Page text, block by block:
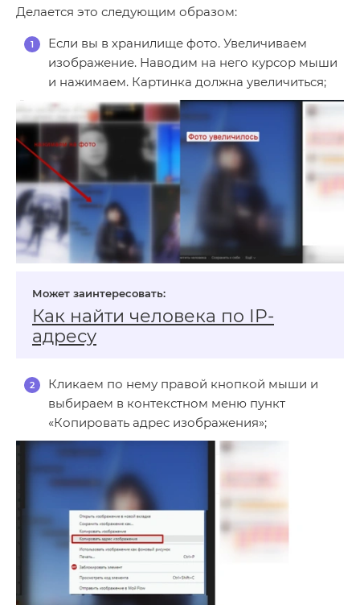
Делается это следующим образом:
Если вы в хранилище фото. Увеличиваем
изображение. Наводим на него курсор мыши
и нажимаем. Картинка должна увеличиться;
Как найти человека по IP-
адресу
Кликаем по нему правой кнопкой мыши и
выбираем в контекстном меню пункт
«Копировать адрес изображения»;